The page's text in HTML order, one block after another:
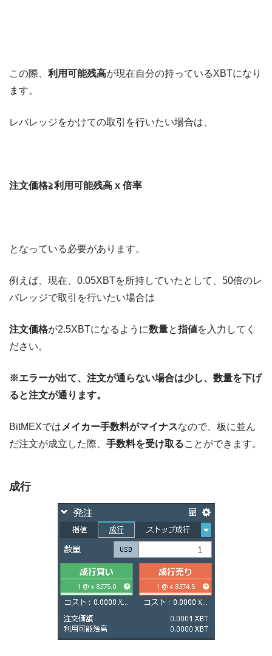
この際、 利用可能残高が現在自分の持っているXBTになり
ます。
レバレッジをかけての取引を行いたい場合は、
注文価格≧利用可能残高 x 倍率
となっている必要があります。
例えば、現在、0.05XBTを所持していたとして、50倍のレ
バレッジで取引を行いたい場合は
注文価格が2.5XBTになるように数量と指値を入力してく
ださい。
※エラーが出て、注文が通らない場合は少し、数量を下げ
ると注文が通ります。
BitMEXでは メイカー手数料がマイナスなので、板に並ん
だ注文が成立した際、 手数料を受け取ることができます。
成行